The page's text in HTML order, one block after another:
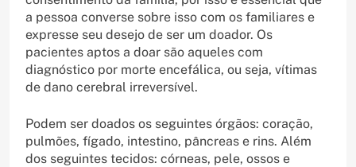
a pessoa converse sobre isso com os familiares e
expresse seu desejo de ser um doador. Os
pacientes aptos a doar são aqueles com
diagnóstico por morte encefálica, ou seja, vítimas
de dano cerebral irreversível.
Podem ser doados os seguintes órgãos: coração,
pulmões, fígado, intestino, pâncreas e rins. Além
dos seguintes tecidos: córneas, pele, ossos e